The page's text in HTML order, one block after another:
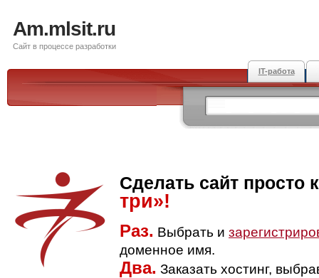
Am.mlsit.ru
Сайт в процессе разработки
IT-работа
Сделать сайт просто
три»!
Раз. Выбрать и
доменное имя.
Два. Заказать хостинг,